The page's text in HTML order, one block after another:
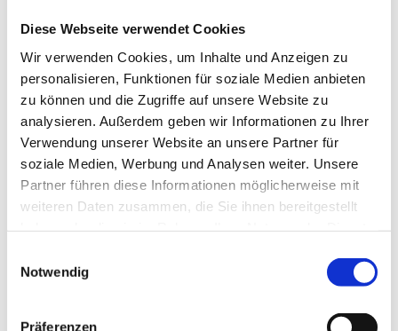
Diese Webseite verwendet Cookies
Wir verwenden Cookies, um Inhalte und Anzeigen zu
personalisieren, Funktionen für soziale Medien anbieten
zu können und die Zugriffe auf unsere Website zu
analysieren. Außerdem geben wir Informationen zu Ihrer
Verwendung unserer Website an unsere Partner für
soziale Medien, Werbung und Analysen weiter. Unsere
Partner führen diese Informationen möglicherweise mit
weiteren Daten zusammen, die Sie ihnen bereitgestellt
Notwendig
Präferenzen
Gründung
Lorem ipsum dolor sit amet, consetetur sadipscing
voluptua. At vero eos et accusam et justo duo